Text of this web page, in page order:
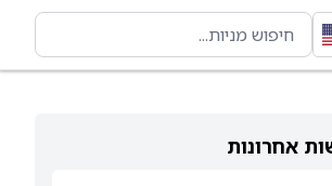
אחרונות